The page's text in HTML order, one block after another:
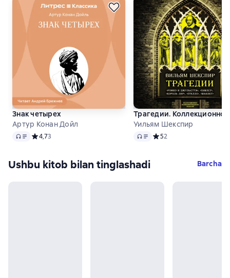
Знак четырех
Артур Конан Дойл
Audio Средний рейтинг 4,7 на основе 3 оценок
4,73
Трагедии.
Уильям Шекспир
Audio Средний рейтинг 5 на
52
Ushbu kitob bilan tinglashadi Barcha